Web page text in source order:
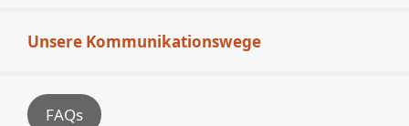
Unsere Kommunikationswege
FAQs